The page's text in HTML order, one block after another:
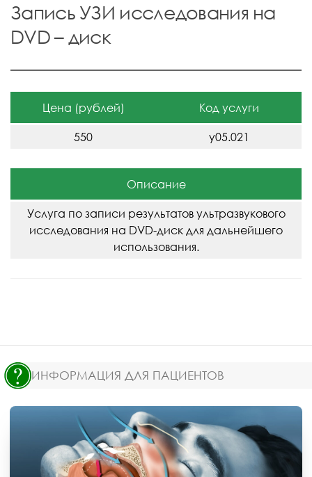
Запись УЗИ исследования на
DVD – диск
Цена (рублей) Код услуги
550 у05.021
Описание
Услуга по записи результатов ультразвукового
исследования на DVD-диск для дальнейшего
использования.
ИНФОРМАЦИЯ ДЛЯ ПАЦИЕНТОВ